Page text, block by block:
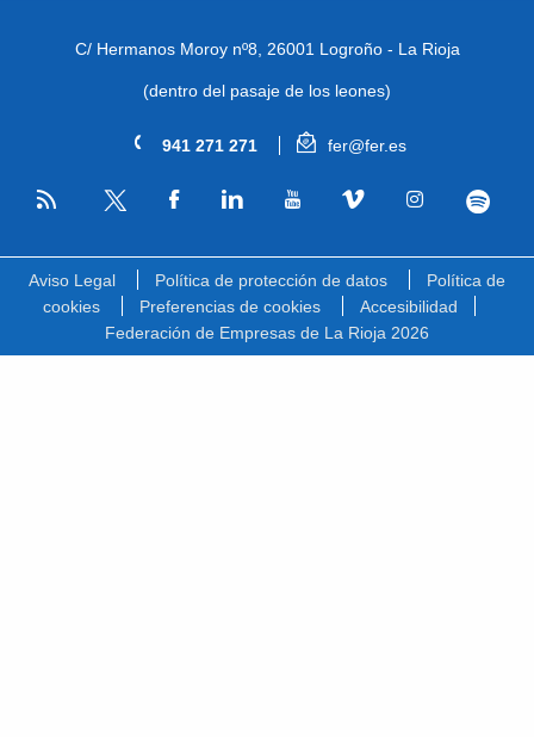
C/ Hermanos Moroy nº8, 26001 Logroño - La Rioja
(dentro del pasaje de los leones)
941 271 271 fer@fer.es
RSS
Aviso Legal Política de protección de datos
Política de
cookies
Preferencias de cookies
Accesibilidad
Federación de Empresas de La Rioja 2026